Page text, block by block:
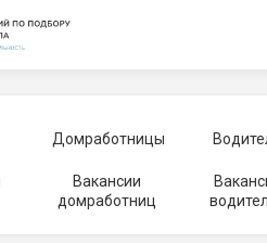
Домработницы
Вакансии
домработниц